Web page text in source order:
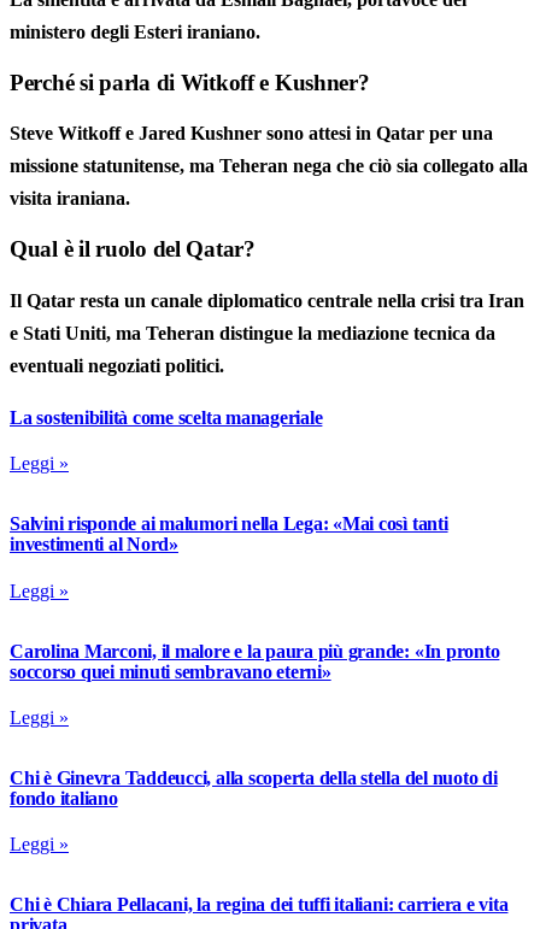
ministero degli Esteri iraniano.
Perché si parla di Witkoff e Kushner?
Steve Witkoff e Jared Kushner sono attesi in Qatar per una
missione statunitense, ma Teheran nega che ciò sia collegato alla
visita iraniana.
Qual è il ruolo del Qatar?
Il Qatar resta un canale diplomatico centrale nella crisi tra Iran
e Stati Uniti, ma Teheran distingue la mediazione tecnica da
eventuali negoziati politici.
La sostenibilità come scelta manageriale
Leggi »
Salvini risponde ai malumori nella Lega: «Mai così tanti
investimenti al Nord»
Leggi »
Carolina Marconi, il malore e la paura più grande: «In pronto
soccorso quei minuti sembravano eterni»
Leggi »
Chi è Ginevra Taddeucci, alla scoperta della stella del nuoto di
fondo italiano
Leggi »
Chi è Chiara Pellacani, la regina dei tuffi italiani: carriera e vita